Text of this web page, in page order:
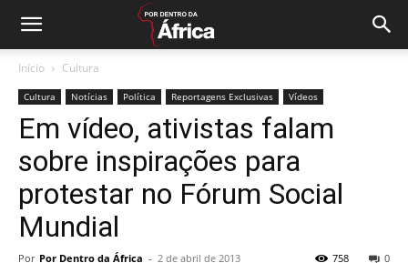
Início Cultura
Cultura Notícias Política Reportagens Exclusivas Vídeos
Em vídeo, ativistas falam
sobre inspirações para
protestar no Fórum Social
Mundial
Por Por Dentro da África - 2 de abril de 2013 0
758